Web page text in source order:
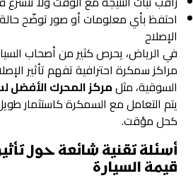
احتفظ بأي معلومات أو صور توضّح
الإصلاح
في الرياض، يحرص كثير من أصحاب
مراكز سمكرة احترافية تفهم تأثير
السوقية، مثلمركز المحرك الأفضل
يتم التعامل مع السمكرة كاستثمار
كحل مؤقت.
أسئلة تقنية شائعة حول
قيمة السيارة